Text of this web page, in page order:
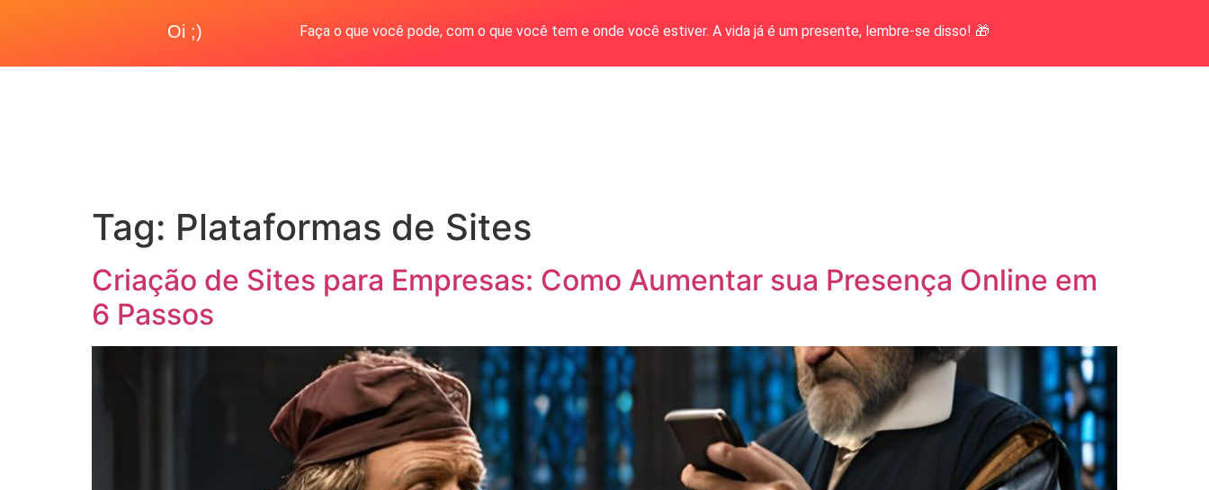
Oi ;) Faça o que você pode, com o que você tem e onde você estiver. A vida já é um presente, lembre-se disso! 🎁
Tag: Plataformas de Sites
Criação de Sites para Empresas: Como Aumentar sua Presença Online em
6 Passos